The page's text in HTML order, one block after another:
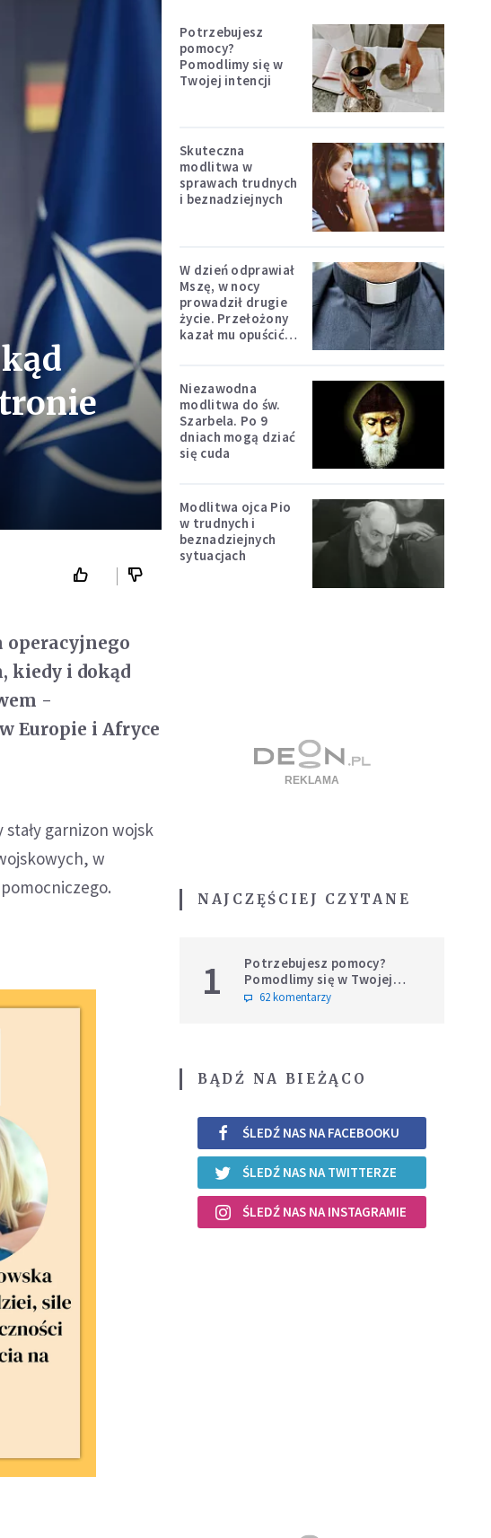
operacyjnego
kiedy i dokąd
-
Europie i Afryce
stały garnizon wojsk
w
Potrzebujesz
pomocy?
Pomodlimy się w
Twojej intencji
Skuteczna
modlitwa w
sprawach trudnych
i beznadziejnych
W dzień odprawiał
Mszę, w nocy
prowadził drugie
życie. Przełożony
kazał mu opuścić
Niezawodna
modlitwa do św.
Szarbela. Po 9
dniach mogą dziać
się cuda
Modlitwa ojca Pio
w trudnych i
beznadziejnych
sytuacjach
NAJCZĘŚCIEJ CZYTANE
1
Potrzebujesz pomocy?
Pomodlimy się w Twojej
intencji
62 komentarzy
BĄDŹ NA BIEŻĄCO
ŚLEDŹ NAS NA FACEBOOKU
ŚLEDŹ NAS NA TWITTERZE
ŚLEDŹ NAS NA INSTAGRAMIE